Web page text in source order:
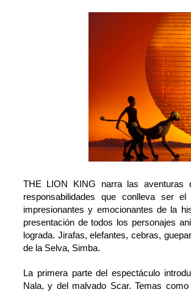
THE LION KING narra las
responsabilidades que conlleva ser
impresionantes y emocionantes de la
presentación de todos los personajes
lograda. Jirafas, elefantes, cebras,
de la Selva, Simba.
La primera parte del espectáculo
Nala, y del malvado Scar. Temas